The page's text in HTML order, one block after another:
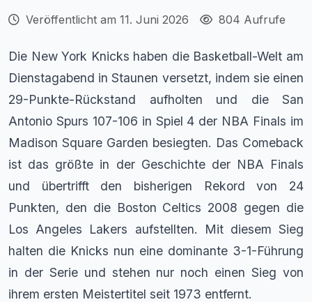
Veröffentlicht am 11. Juni 2026 804 Aufrufe
Die New York Knicks haben die Basketball-Welt am
Dienstagabend in Staunen versetzt, indem sie einen
29-Punkte-Rückstand aufholten und die San
Antonio Spurs 107-106 in Spiel 4 der NBA Finals im
Madison Square Garden besiegten. Das Comeback
ist das größte in der Geschichte der NBA Finals
und übertrifft den bisherigen Rekord von 24
Punkten, den die Boston Celtics 2008 gegen die
Los Angeles Lakers aufstellten. Mit diesem Sieg
halten die Knicks nun eine dominante 3-1-Führung
in der Serie und stehen nur noch einen Sieg von
ihrem ersten Meistertitel seit 1973 entfernt.